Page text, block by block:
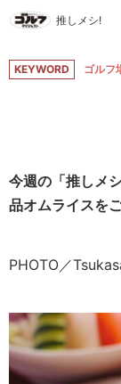
推しメシ!
KEYWORD ゴルフ
今週の「推しメ
品オムライスを
PHOTO／